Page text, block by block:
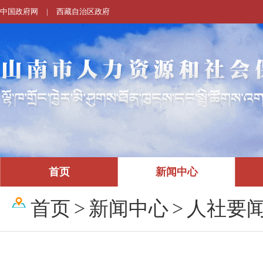
中国政府网 | 西藏自治区政府
首页 新闻中心
首页 > 新闻中心> 人社要